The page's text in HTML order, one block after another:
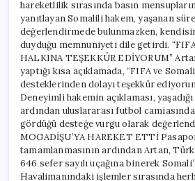
hareketlilik sırasında basın
yanıtlayan Somalili hakem, yaşanan
değerlendirmede bulunmazken,
duyduğu memnuniyeti dile getirdi.
HALKINA TEŞEKKÜR EDİYORUM”
yaptığı kısa açıklamada, “FIFA ve
desteklerinden dolayı teşekkür
Deneyimli hakemin açıklaması,
ardından uluslararası futbol
gördüğü desteğe vurgu olarak
MOGADİŞU’YA HAREKET ETTİ
tamamlanmasının ardından Artan, Türk
646 sefer sayılı uçağına binerek
Havalimanındaki işlemler sırasında